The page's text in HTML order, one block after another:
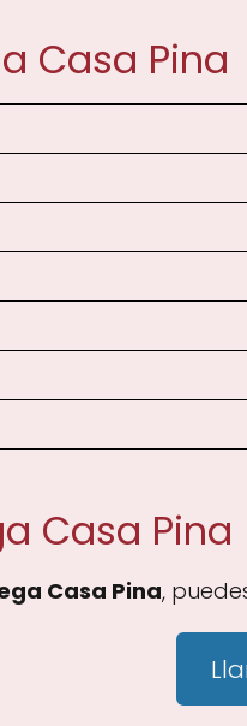
Casa Pina
Casa Pina
Casa Pina,